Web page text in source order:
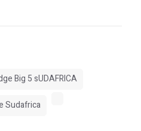
Big 5 sUDAFRICA
Sudafrica